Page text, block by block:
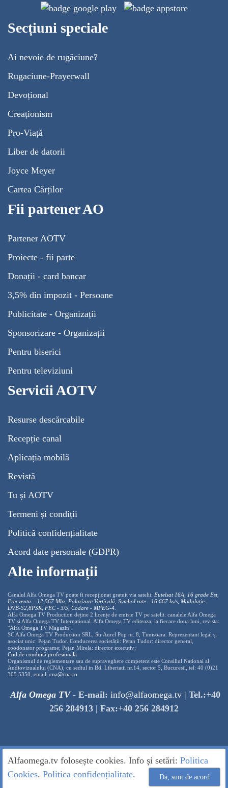
Secțiuni speciale
Ai nevoie de rugăciune?
Rugaciune-Prayerwall
Devoțional
Creaționism
Pro-Viață
Liber de datorii
Joyce Meyer
Cartea Cărților
Fii partener AO
Partener AOTV
Proiecte - fii parte
Donații - card bancar
3,5% din impozit - Persoane
Publicitate - Organizații
Sponsorizare - Organizații
Pentru biserici
Pentru televiziuni
Servicii AOTV
Resurse descărcabile
Recepție canal
Aplicația mobilă
Revistă
Tu și AOTV
Termeni și condiții
Politică confidențialitate
Acord date personale (GDPR)
Alte informații
Canalul Alfa Omega TV poate fi recepționat gratuit via satelit: Eutelsat 16A, 16 grade Est,
Frecventa – 12.567 Mhz, Polarizare Verticală, Symbol rate - 16.667 ks/s, Modulație:
DVB-S2,8PSK, FEC - 3/5, Codare - MPEG-4
Alfa Omega TV Production deține 2 licențe de emisie TV pe satelit: canalele Alfa Omega
TV și Alfa Omega TV Internațional. Alfa Omega TV editeaza, la fiecare doua luni, revista:
"Alfa Omega TV Magazin".
SC Alfa Omega TV Production SRL, Str Aurel Pop nr. 8, Timisoara. Reprezentant legal și
asociat unic: Pețan Tudor. Conducerea societății: Pețan Tudor: director general,
coodonator programe; Pețan Mirela: director executiv;
Cod de conduită profesională
Organismul de reglementare sau de supraveghere competent este Consiliul National al
Audiovizualului (CNA), cu sediul in Bd. Libertatii nr.14, sector 5, Bucuresti, tel: 40 (0)21
305 5350, email: cna@cna.ro
Alfa Omega TV- E-mail: info@alfaomega.tv | Tel.:+40
256 284913 | Fax:+40 256 284912
Alfaomega.tv folosește cookies. Info și setări: Politica
Cookies. Politica confidențialitate. Da, sunt de acord